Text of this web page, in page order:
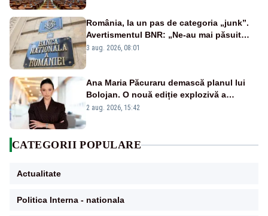
România, la un pas de categoria „junk”.
Avertismentul BNR: „Ne-au mai păsuit
pentru câteva luni”
3 aug. 2026, 08:01
Ana Maria Păcuraru demască planul lui
Bolojan. O nouă ediție explozivă a
emisiunii „Miza Zilei” la Realitatea PLUS
2 aug. 2026, 15:42
CATEGORII POPULARE
Actualitate
Politica Interna - nationala